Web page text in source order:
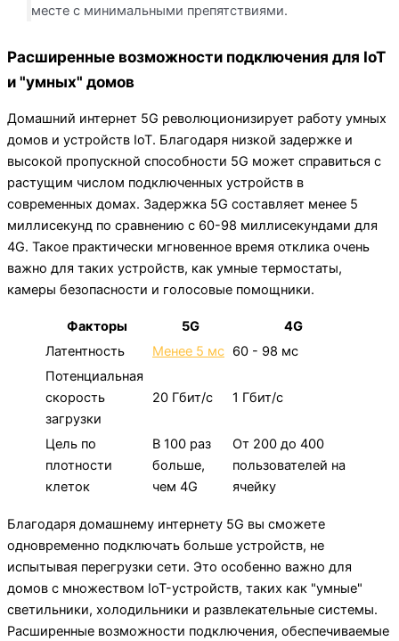
месте с минимальными препятствиями.
Расширенные возможности подключения для IoT
и "умных" домов
Домашний интернет 5G революционизирует работу умных
домов и устройств IoT. Благодаря низкой задержке и
высокой пропускной способности 5G может справиться с
растущим числом подключенных устройств в
современных домах. Задержка 5G составляет менее 5
миллисекунд по сравнению с 60-98 миллисекундами для
4G. Такое практически мгновенное время отклика очень
важно для таких устройств, как умные термостаты,
камеры безопасности и голосовые помощники.
Факторы 5G
4G
Латентность
Менее 5 мс 60 - 98 мс
Потенциальная
скорость
загрузки
20 Гбит/с 1 Гбит/с
Цель по
плотности
клеток
В 100 раз
больше,
чем 4G
От 200 до 400
пользователей на
ячейку
Благодаря домашнему интернету 5G вы сможете
одновременно подключать больше устройств, не
испытывая перегрузки сети. Это особенно важно для
домов с множеством IoT-устройств, таких как "умные"
светильники, холодильники и развлекательные системы.
Расширенные возможности подключения, обеспечиваемые